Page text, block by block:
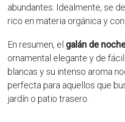
abundantes. Idealmente, se
rico en materia orgánica y
En resumen, el galán de
ornamental elegante y de
blancas y su intenso aroma
perfecta para aquellos que
jardín o patio trasero.